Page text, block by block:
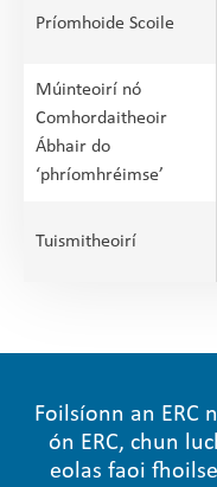
Príomhoide Scoile
Múinteoirí nó
Comhordaitheoir
Ábhair do
‘phríomhréimse’
Tuismitheoirí
Foilsíonn an ERC
ón ERC, chun
eolas faoi